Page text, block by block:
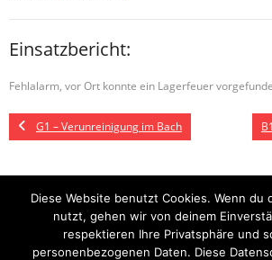
Einsatzbericht:
Fehlalarm, vor Ort konnte ein Lagerfeuer
G1 – Verunreinigung im Bach
Startseite Einsätze Mitglied werden
Kontakt
Theme byThink Up Themes Ltd. Powered
Diese Website benutzt Cookies. Wenn du
nutzt, gehen wir von deinem
respektieren Ihre Privatsphäre und
personenbezogenen Daten. Diese